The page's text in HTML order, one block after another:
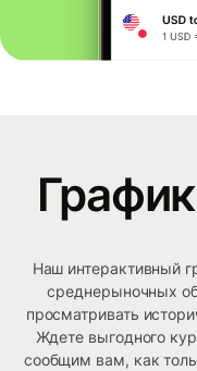
Наш интерактивный
среднерыночных
просматривать
Ждете выгодного
сообщим вам, как